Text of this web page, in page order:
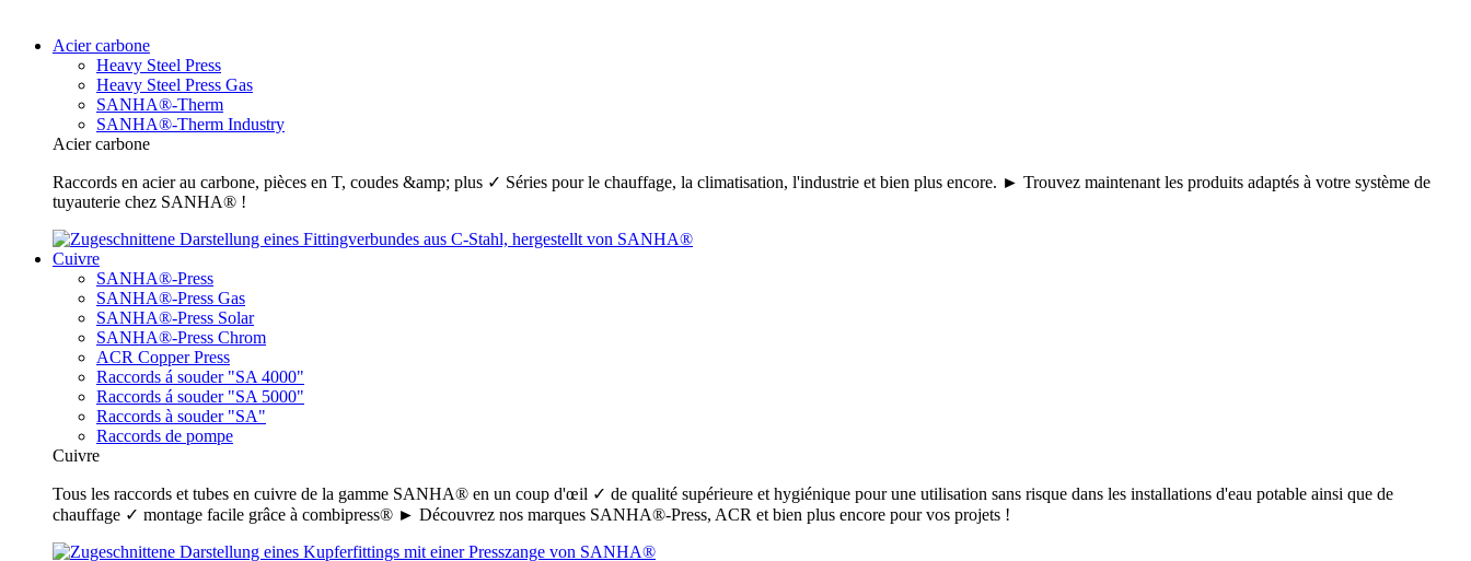
Acier carbone
Heavy Steel Press
Heavy Steel Press Gas
SANHA®-Therm
SANHA®-Therm Industry
Acier carbone
Raccords en acier au carbone, pièces en T, coudes &amp; plus ✓ Séries pour le chauffage, la climatisation, l'industrie et bien plus encore. ► Trouvez maintenant les produits adaptés à votre système de
tuyauterie chez SANHA® !
Cuivre
SANHA®-Press
SANHA®-Press Gas
SANHA®-Press Solar
SANHA®-Press Chrom
ACR Copper Press
Raccords á souder "SA 4000"
Raccords á souder "SA 5000"
Raccords à souder "SA"
Raccords de pompe
Cuivre
Tous les raccords et tubes en cuivre de la gamme SANHA® en un coup d'œil ✓ de qualité supérieure et hygiénique pour une utilisation sans risque dans les installations d'eau potable ainsi que de
chauffage ✓ montage facile grâce à combipress® ► Découvrez nos marques SANHA®-Press, ACR et bien plus encore pour vos projets !